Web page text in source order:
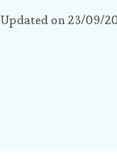
Updated on23/09/